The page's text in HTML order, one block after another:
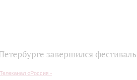
завершился